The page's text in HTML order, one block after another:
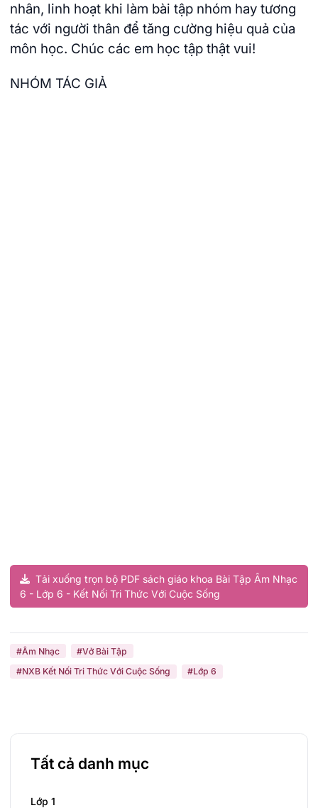
nhân, linh hoạt khi làm bài tập nhóm hay tương
tác với người thân để tăng cường hiệu quả của
môn học. Chúc các em học tập thật vui!
NHÓM TÁC GIẢ
Tải xuống trọn bộ PDF sách giáo khoa Bài Tập Âm Nhạc
6 - Lớp 6 - Kết Nối Tri Thức Với Cuộc Sống
#Âm Nhạc
#Vở Bài Tập
#NXB Kết Nối Tri Thức Với Cuộc Sống
#Lớp 6
Tất cả danh mục
Lớp 1